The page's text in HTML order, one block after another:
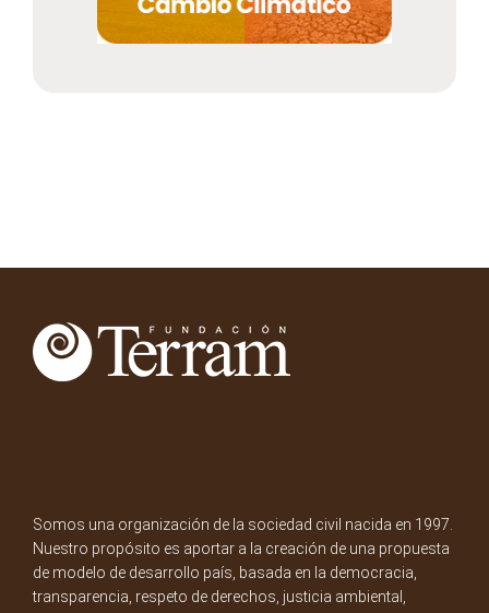
Somos una organización de la sociedad civil nacida en 1997.
Nuestro propósito es aportar a la creación de una propuesta
de modelo de desarrollo país, basada en la democracia,
transparencia, respeto de derechos, justicia ambiental,